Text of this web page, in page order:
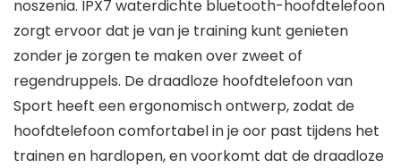
noszenia. IPX7 waterdichte bluetooth-hoofdtelefoon
zorgt ervoor dat je van je training kunt genieten
zonder je zorgen te maken over zweet of
regendruppels. De draadloze hoofdtelefoon van
Sport heeft een ergonomisch ontwerp, zodat de
hoofdtelefoon comfortabel in je oor past tijdens het
trainen en hardlopen, en voorkomt dat de draadloze